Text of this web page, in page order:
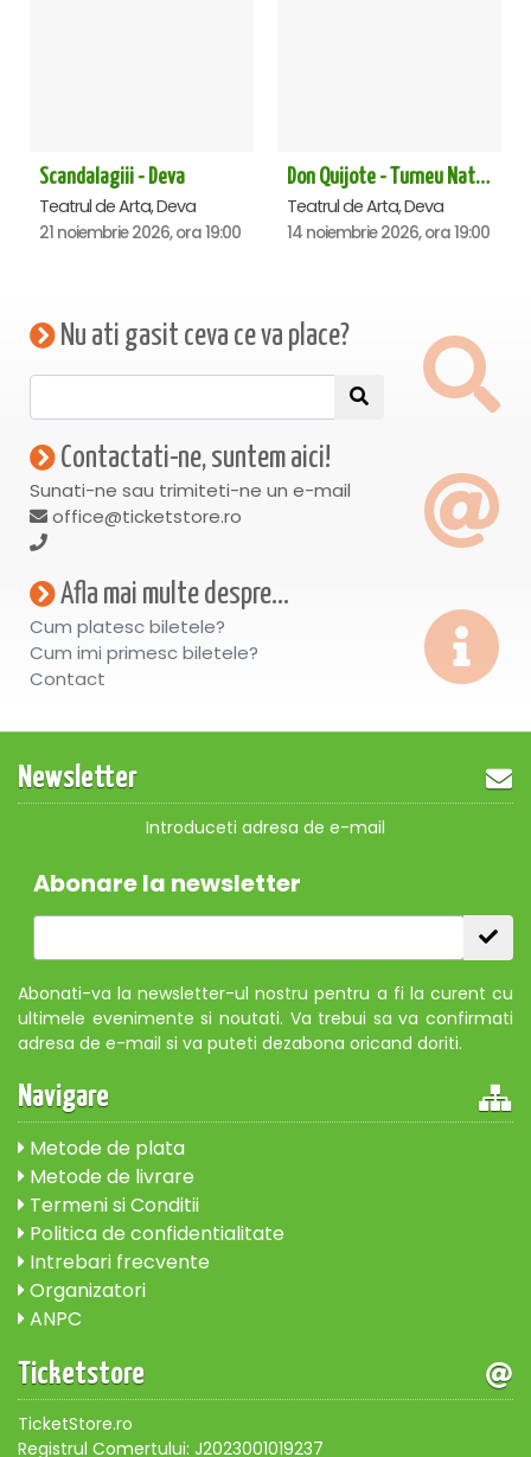
Scandalagiii - Deva
Teatrul de Arta, Deva
21 noiembrie 2026, ora 19:00
Don Quijote - Turneu National de balet - Deva
Teatrul de Arta, Deva
14 noiembrie 2026, ora 19:00
Nu ati gasit ceva ce va place?
Contactati-ne, suntem aici!
Sunati-ne sau trimiteti-ne un e-mail
office@ticketstore.ro
Afla mai multe despre...
Cum platesc biletele?
Cum imi primesc biletele?
Contact
Newsletter
Introduceti adresa de e-mail
Abonare la newsletter
Abonati-va la newsletter-ul nostru pentru a fi la curent cu
ultimele evenimente si noutati. Va trebui sa va confirmati
adresa de e-mail si va puteti dezabona oricand doriti.
Navigare
Metode de plata
Metode de livrare
Termeni si Conditii
Politica de confidentialitate
Intrebari frecvente
Organizatori
ANPC
Ticketstore
TicketStore.ro
Registrul Comertului: J2023001019237